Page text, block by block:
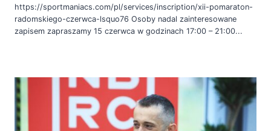
https://sportmaniacs.com/pl/services/inscription/xii-pomaraton-
radomskiego-czerwca-lsquo76 Osoby nadal zainteresowane
zapisem zapraszamy 15 czerwca w godzinach 17:00 – 21:00...